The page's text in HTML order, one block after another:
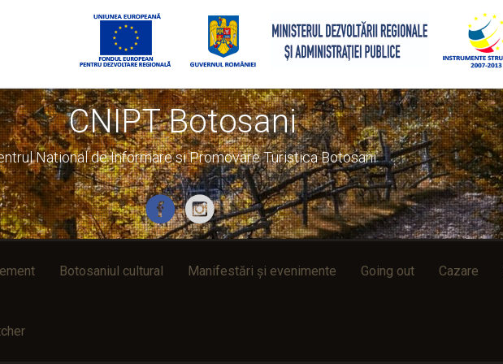
CNIPT Botosani
National de Informare si Promovare Turistica Botosani
Botosaniul cultural Manifestări și evenimente Going out Cazare